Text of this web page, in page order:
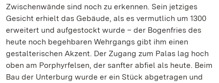
Zwischenwände sind noch zu erkennen. Sein jetziges
Gesicht erhielt das Gebäude, als es vermutlich um 1300
erweitert und aufgestockt wurde – der Bogenfries des
heute noch begehbaren Wehrgangs gibt ihm einen
gestalterischen Akzent. Der Zugang zum Palas lag hoch
oben am Porphyrfelsen, der sanfter abfiel als heute. Beim
Bau der Unterburg wurde er ein Stück abgetragen und